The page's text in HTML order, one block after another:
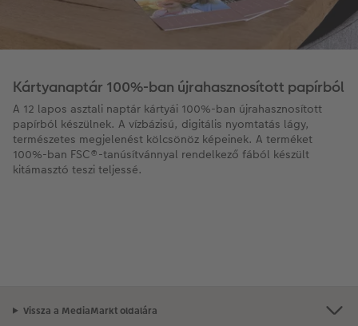
Kártyanaptár 100%-ban újrahasznosított papírból
A 12 lapos asztali naptár kártyái 100%-ban újrahasznosított
papírból készülnek. A vízbázisú, digitális nyomtatás lágy,
természetes megjelenést kölcsönöz képeinek. A terméket
100%-ban FSC®-tanúsítvánnyal rendelkező fából készült
kitámasztó teszi teljessé.
Vissza a MediaMarkt oldalára